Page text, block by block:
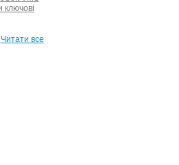
ключові
Читати все